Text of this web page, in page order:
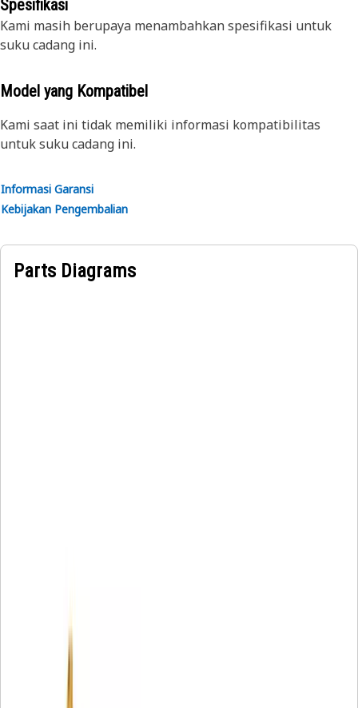
Spesifikasi
Kami masih berupaya menambahkan spesifikasi untuk
suku cadang ini.
Model yang Kompatibel
Kami saat ini tidak memiliki informasi kompatibilitas
untuk suku cadang ini.
Informasi Garansi
Kebijakan Pengembalian
Parts Diagrams